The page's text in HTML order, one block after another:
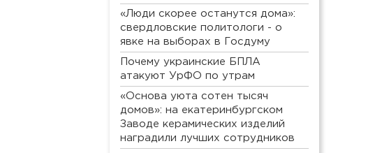
«Люди скорее останутся дома»:
свердловские политологи - о
явке на выборах в Госдуму
Почему украинские БПЛА
атакуют УрФО по утрам
«Основа уюта сотен тысяч
домов»: на екатеринбургском
Заводе керамических изделий
наградили лучших сотрудников